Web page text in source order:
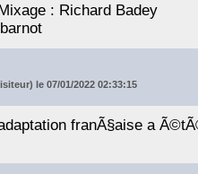
: Richard Badey
le 07/01/2022 02:33:15
franÃ§aise a